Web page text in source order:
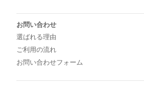
お問い合わせ
選ばれる理由
ご利用の流れ
お問い合わせフォーム